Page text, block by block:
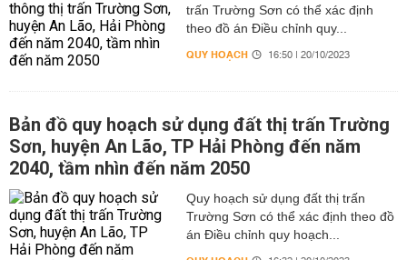
trấn Trường Sơn có thể xác định
theo đồ án Điều chỉnh quy...
QUY HOẠCH 16:50 | 20/10/2023
Bản đồ quy hoạch sử dụng đất thị trấn Trường
Sơn, huyện An Lão, TP Hải Phòng đến năm
2040, tầm nhìn đến năm 2050
Quy hoạch sử dụng đất thị trấn
Trường Sơn có thể xác định theo đồ
án Điều chỉnh quy hoạch...